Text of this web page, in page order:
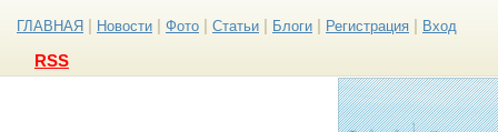
ГЛАВНАЯ Новости Фото Статьи Блоги Регистрация Вход
RSS